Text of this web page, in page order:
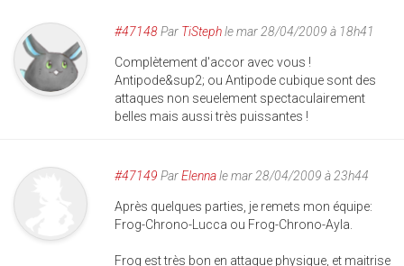
#47148Par TiStephle mar 28/04/2009 à 18h41
Complètement d'accor avec vous !
Antipode&sup2; ou Antipode cubique sont des
attaques non seuelement spectaculairement
belles mais aussi très puissantes !
#47149 ParElennale mar 28/04/2009 à 23h44
Après quelques parties, je remets mon équipe:
Frog-Chrono-Lucca ou Frog-Chrono-Ayla.
Frog est très bon en attaque physique, et maitrise